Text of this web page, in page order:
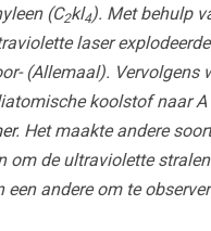
(C2kl4). Met behulp
laser
(Allemaal). Vervolgens
koolstof naar A
. Het maakte andere
om de ultraviolette
een andere om te